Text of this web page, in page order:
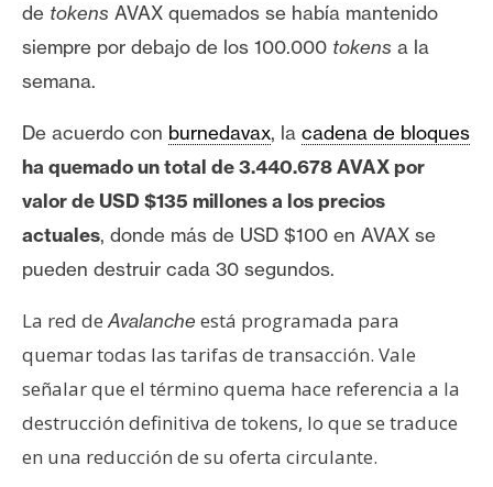
R
e
c
r
s
o
s
o
n
a
c
t
de tokens AVAX quemados se había mantenido
siempre por debajo de los 100.000 tokens a la
semana.
De acuerdo con burnedavax, la cadena de bloques
ha quemado un total de 3.440.678 AVAX por
valor de USD $135 millones a los precios
actuales, donde más de USD $100 en AVAX se
pueden destruir cada 30 segundos.
La red deAvalanche está programada para
quemar todas las tarifas de transacción. Vale
señalar que el término quema hace referencia a la
destrucción definitiva de tokens, lo que se traduce
en una reducción de su oferta circulante.